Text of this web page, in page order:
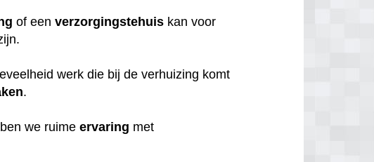
of eenverzorgingstehuis kan voor
werk die bij de verhuizing komt
.
we ruimeervaring met